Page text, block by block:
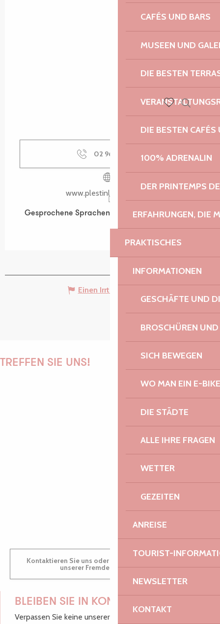
CAFÉS UND BARS
MUSEEN UND
DIE BESTEN
DIE BESTEN
100% ADRENALIN
DER PRINTEMPS
ERFAHRUNGEN, DIE
PRAKTISCHES
INFORMATIONEN
GESCHÄFTE UND
BROSCHÜREN
SICH BEWEGEN
WO MAN EIN E-
DIE STÄDTE
ALLE IHRE FRAGEN
WETTER
GEZEITEN
ANREISE
TOURIST-
NEWSLETTER
KONTAKT
Voir les favoris
Suche
02 96 35 62 ▒▒
www.plestinlesgreves.bzh
Gesprochene Sprachen
Gesprochene Sprachen
Einen Irrtum angeben
TREFFEN SIE UNS!
PAULINE
GWENAËLLE
Kontaktieren Sie uns oder besuchen Sie uns in einem
unserer Fremdenverkehrsbüros.
BLEIBEN SIE IN KONTAKT!
Verpassen Sie keine unserer guten Tipps und